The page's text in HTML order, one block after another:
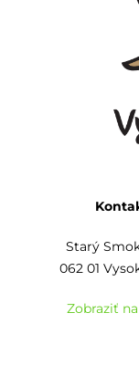
Starý
062 01
Zobraziť